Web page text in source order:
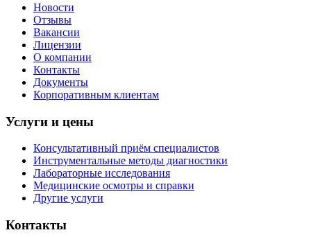
Новости
Отзывы
Вакансии
Лицензии
О компании
Контакты
Документы
Корпоративным клиентам
Услуги и цены
Консультативный приём специалистов
Инструментальные методы диагностики
Лабораторные исследования
Медицинские осмотры и справки
Другие услуги
Контакты